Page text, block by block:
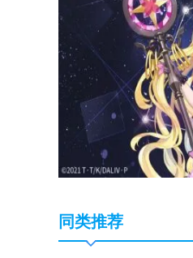
同类推荐